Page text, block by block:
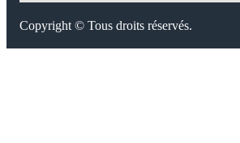
Copyright © Tous droits réservés.